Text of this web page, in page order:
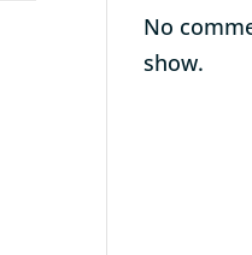
No
show.